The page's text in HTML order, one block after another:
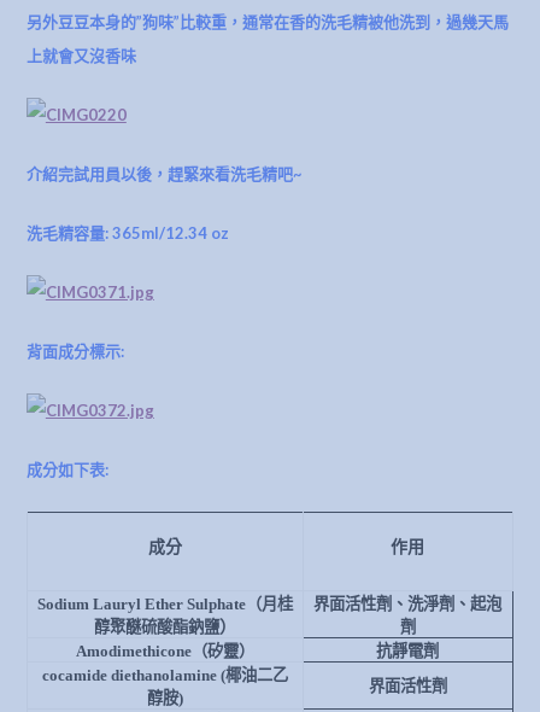
另外豆豆本身的”狗味”比較重，通常在香的洗毛精被他洗到，過幾天馬
上就會又沒香味
介紹完試用員以後，趕緊來看洗毛精吧~
洗毛精容量: 365ml/12.34 oz
背面成分標示:
成分如下表:
成分 作用
Sodium Lauryl Ether Sulphate（月桂
醇聚醚硫酸酯鈉鹽）
界面活性劑、洗淨劑、起泡
劑
Amodimethicone（矽靈）
抗靜電劑
cocamide diethanolamine (椰油二乙
醇胺)
界面活性劑